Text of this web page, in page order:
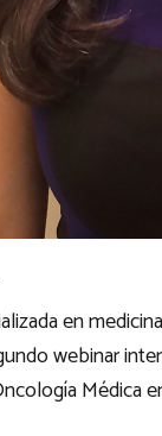
en
webinar
Médica